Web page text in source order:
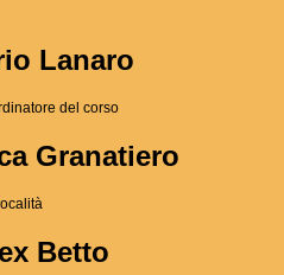
Lanaro
del corso
Granatiero
Betto